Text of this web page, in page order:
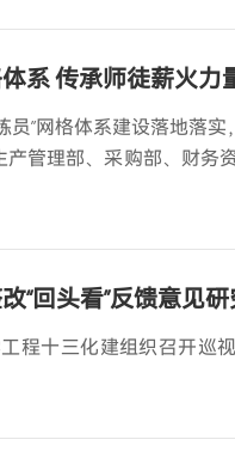
系 传承师徒薪火
员”网格体系建设落地落
产管理部、采购部、财务
“回头看”反馈意见
程十三化建组织召开巡